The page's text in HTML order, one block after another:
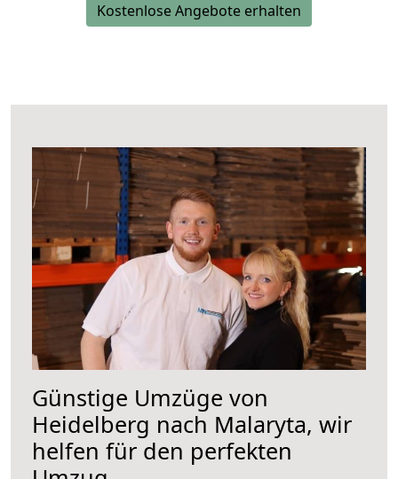
Kostenlose Angebote erhalten
Günstige Umzüge von
Heidelberg nach Malaryta, wir
helfen für den perfekten